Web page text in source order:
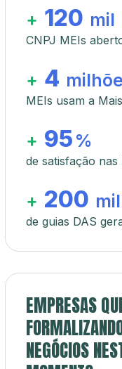
+ 120 mil
CNPJ MEIs
+ 4
MEIs usam a
+ 95 %
de satisfação nas
+ 200
de guias DAS
EMPRESAS
NEGÓCIOS